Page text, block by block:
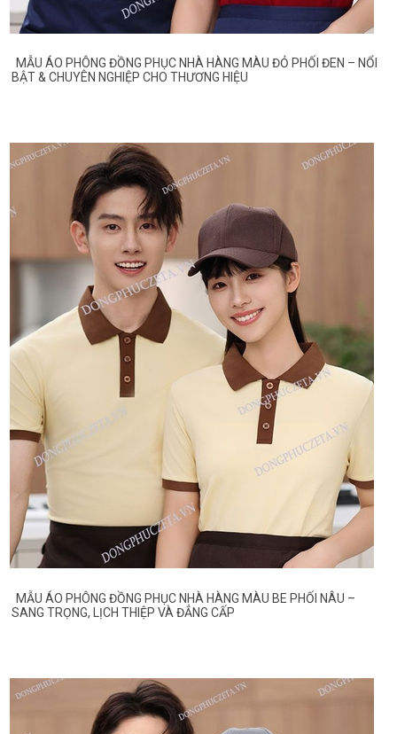
MẪU ÁO PHÔNG ĐỒNG PHỤC NHÀ HÀNG MÀU ĐỎ PHỐI ĐEN – NỔI
BẬT & CHUYÊN NGHIỆP CHO THƯƠNG HIỆU
MẪU ÁO PHÔNG ĐỒNG PHỤC NHÀ HÀNG MÀU BE PHỐI NÂU –
SANG TRỌNG, LỊCH THIỆP VÀ ĐẲNG CẤP